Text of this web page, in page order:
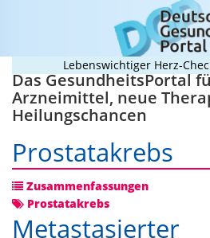
Lebenswichtiger Herz-Check:
Das GesundheitsPortal
Arzneimittel, neue
Heilungschancen
Prostatakrebs
Zusammenfassungen
Prostatakrebs
Metastasierter